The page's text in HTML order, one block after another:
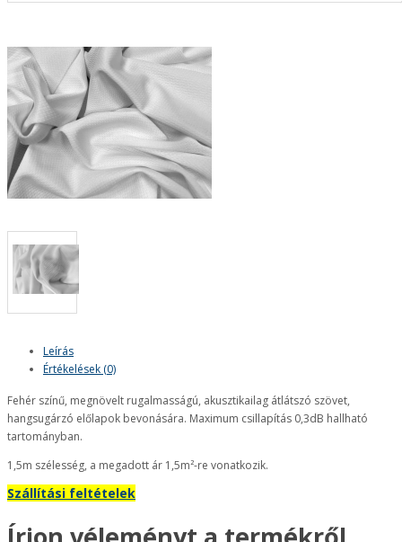
Leírás
Értékelések (0)
Fehér színű, megnövelt rugalmasságú, akusztikailag átlátszó szövet,
hangsugárzó előlapok bevonására. Maximum csillapítás 0,3dB hallható
tartományban.
1,5m szélesség, a megadott ár 1,5m²-re vonatkozik.
Szállítási feltételek